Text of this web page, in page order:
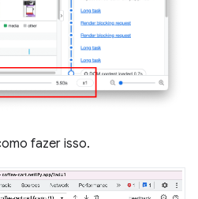
fazer isso.